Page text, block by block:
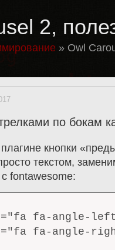
2,
» Owl
по бокам
кнопки
текстом,
с fontawesome:
fa-angle-
fa-angle-